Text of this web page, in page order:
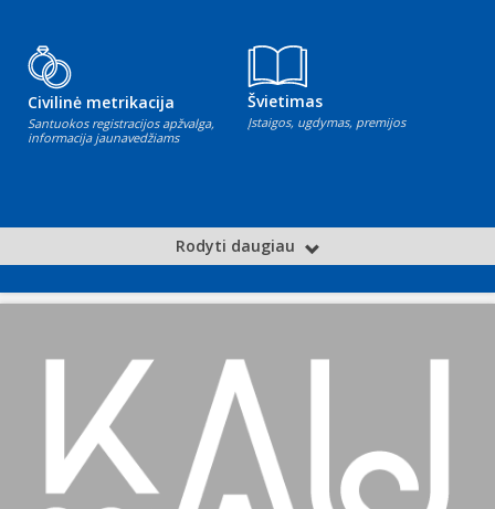
Civilinė metrikacija
Santuokos registracijos apžvalga,
informacija jaunavedžiams
Švietimas
Įstaigos, ugdymas, premijos
Rodyti daugiau